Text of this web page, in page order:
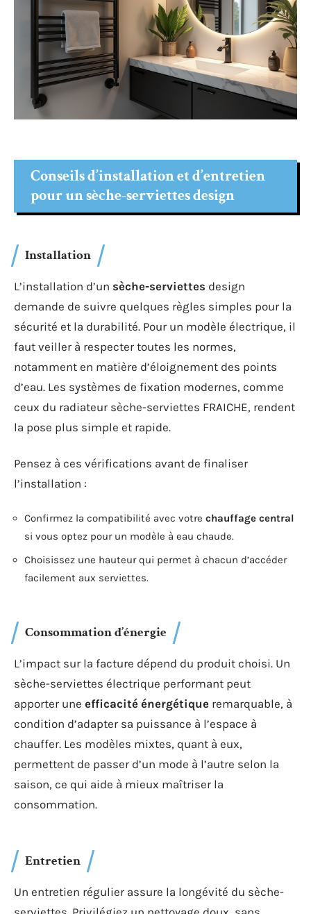
Conseils d’installation et d’entretien
pour un sèche-serviettes design
Installation
L’installation d’un sèche-serviettes design
demande de suivre quelques règles simples pour la
sécurité et la durabilité. Pour un modèle électrique, il
faut veiller à respecter toutes les normes,
notamment en matière d’éloignement des points
d’eau. Les systèmes de fixation modernes, comme
ceux du radiateur sèche-serviettes FRAICHE, rendent
la pose plus simple et rapide.
Pensez à ces vérifications avant de finaliser
l’installation :
Confirmez la compatibilité avec votre chauffage central
si vous optez pour un modèle à eau chaude.
Choisissez une hauteur qui permet à chacun d’accéder
facilement aux serviettes.
Consommation d’énergie
L’impact sur la facture dépend du produit choisi. Un
sèche-serviettes électrique performant peut
apporter une efficacité énergétique remarquable, à
condition d’adapter sa puissance à l’espace à
chauffer. Les modèles mixtes, quant à eux,
permettent de passer d’un mode à l’autre selon la
saison, ce qui aide à mieux maîtriser la
consommation.
Entretien
Un entretien régulier assure la longévité du sèche-